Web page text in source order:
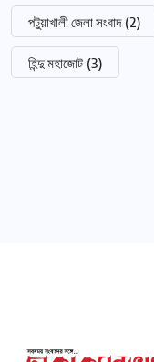
পটুয়াখালী জেলা সংবাদ (2)
হিন্দু মহাজোট (3)